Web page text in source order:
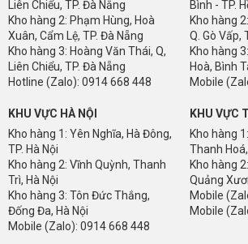
Liên Chiểu, TP. Đà Nẵng
Kho hàng 2: Phạm Hùng, Hoà
Xuân, Cẩm Lệ, TP. Đà Nẵng
Kho hàng 3: Hoàng Văn Thái, Q,
Liên Chiểu, TP. Đà Nẵng
Hotline (Zalo): 0914 668 448
Bình - TP.
Kho hàng
Q. Gò Vấp,
Kho hàng
Hoà, Bình
Mobile
KHU VỰC HÀ NỘI
Kho hàng 1: Yên Nghĩa, Hà Đông,
TP. Hà Nội
Kho hàng 2: Vĩnh Quỳnh, Thanh
Trì, Hà Nội
Kho hàng 3: Tôn Đức Thắng,
Đống Đa, Hà Nội
Mobile (Zalo): 0914 668 448
KHU VỰC
Kho hàng
Thanh
Kho hàng
Quảng
Mobile
Mobile